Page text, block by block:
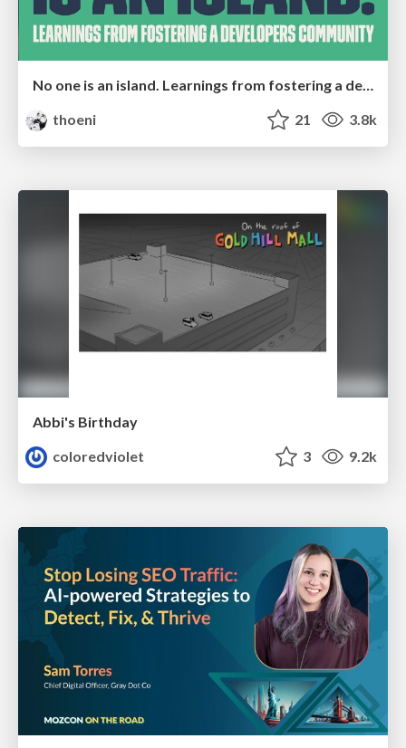
No one is an island. Learnings from fostering a developers community.
thoeni
21 3.8k
Abbi's Birthday
coloredviolet
3 9.2k